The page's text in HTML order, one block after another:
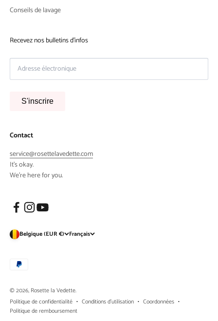
Conseils de lavage
Recevez nos bulletins d'infos
S'inscrire
Contact
service@rosettelavedette.com
It's okay.
We're here for you.
Belgique (EUR €) Français
© 2026, Rosette la Vedette.
Politique de confidentialité
Conditions d’utilisation
Coordonnées
Politique de remboursement